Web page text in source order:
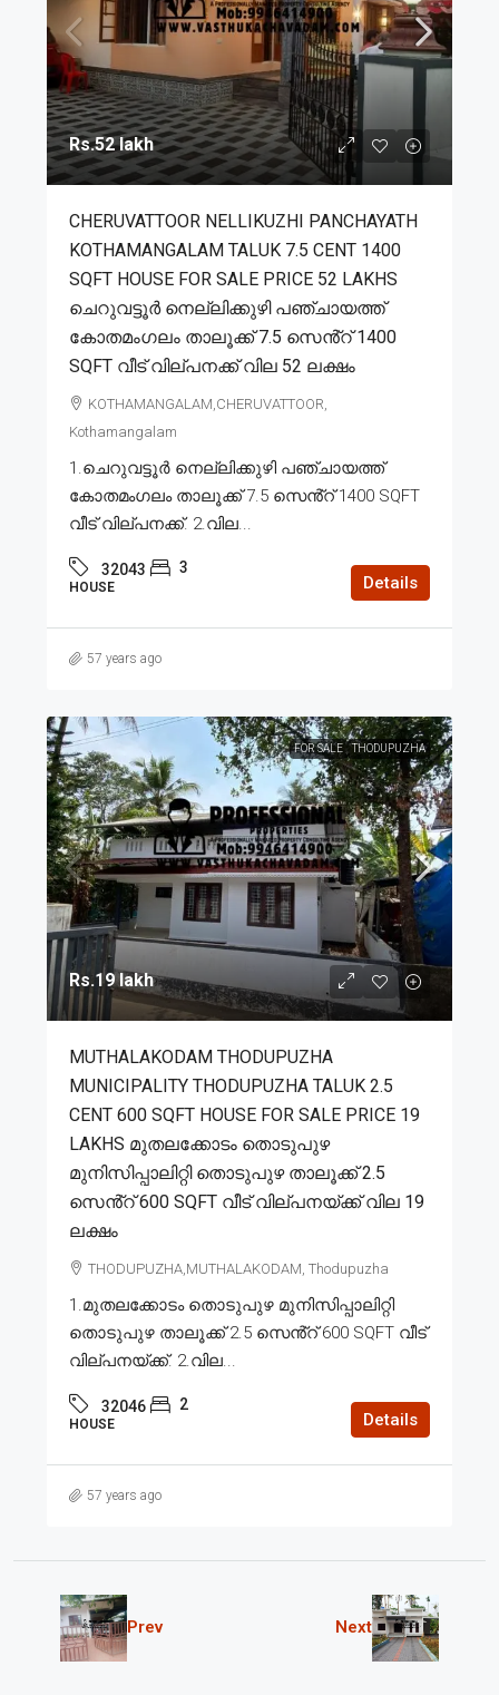
Rs.52 lakh
CHERUVATTOOR NELLIKUZHI PANCHAYATH
KOTHAMANGALAM TALUK 7.5 CENT 1400
SQFT HOUSE FOR SALE PRICE 52 LAKHS
ചെറുവട്ടൂർ നെല്ലിക്കുഴി പഞ്ചായത്ത്
കോതമംഗലം താലൂക്ക് 7.5 സെൻ്റ് 1400
SQFT വീട് വില്പനക്ക് വില 52 ലക്ഷം
KOTHAMANGALAM,CHERUVATTOOR,
Kothamangalam
1.ചെറുവട്ടൂർ നെല്ലിക്കുഴി പഞ്ചായത്ത്
കോതമംഗലം താലൂക്ക് 7.5 സെൻ്റ് 1400 SQFT
വീട് വില്പനക്ക്. 2.വില...
32043 3
HOUSE Details
57 years ago
FOR SALE THODUPUZHA
Rs.19 lakh
MUTHALAKODAM THODUPUZHA
MUNICIPALITY THODUPUZHA TALUK 2.5
CENT 600 SQFT HOUSE FOR SALE PRICE 19
LAKHS മുതലക്കോടം തൊടുപുഴ
മുനിസിപ്പാലിറ്റി തൊടുപുഴ താലൂക്ക് 2.5
സെൻ്റ് 600 SQFT വീട് വില്പനയ്ക്ക് വില 19
ലക്ഷം
THODUPUZHA,MUTHALAKODAM, Thodupuzha
1.മുതലക്കോടം തൊടുപുഴ മുനിസിപ്പാലിറ്റി
തൊടുപുഴ താലൂക്ക് 2.5 സെൻ്റ് 600 SQFT വീട്
വില്പനയ്ക്ക്. 2.വില...
32046 2
HOUSE Details
57 years ago
Prev Next